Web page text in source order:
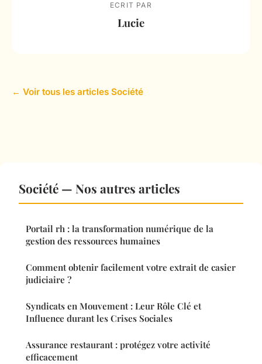
ECRIT PAR
Lucie
← Voir tous les articles Société
Société — Nos autres articles
Portail rh : la transformation numérique de la
gestion des ressources humaines
Comment obtenir facilement votre extrait de casier
judiciaire ?
Syndicats en Mouvement : Leur Rôle Clé et
Influence durant les Crises Sociales
Assurance restaurant : protégez votre activité
efficacement